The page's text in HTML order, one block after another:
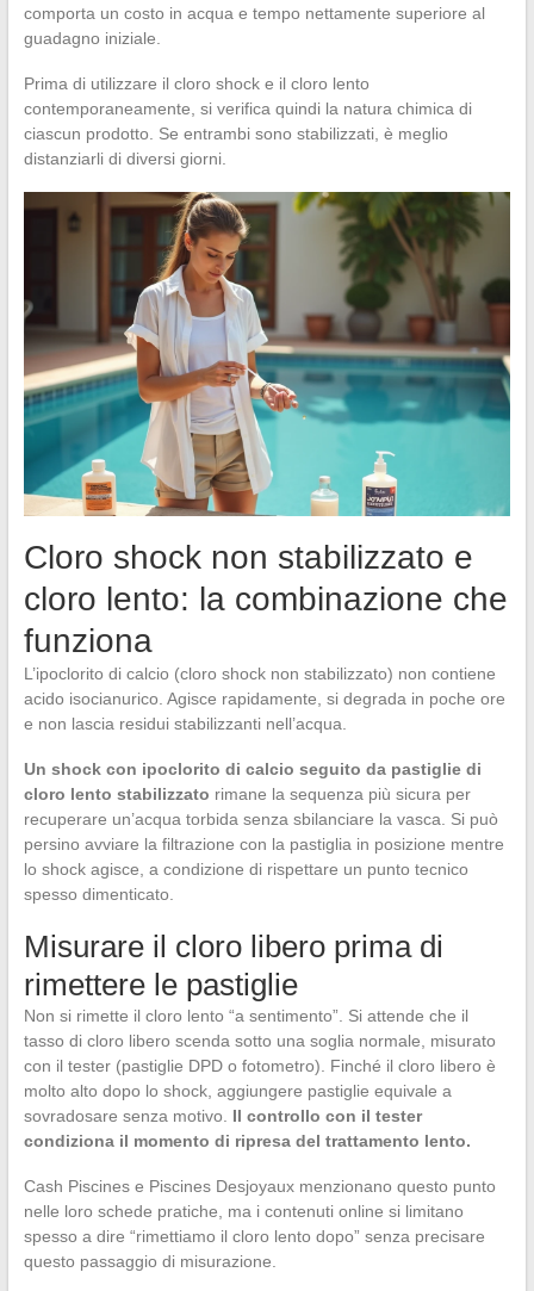
comporta un costo in acqua e tempo nettamente superiore al
guadagno iniziale.
Prima di utilizzare il cloro shock e il cloro lento
contemporaneamente, si verifica quindi la natura chimica di
ciascun prodotto. Se entrambi sono stabilizzati, è meglio
distanziarli di diversi giorni.
Cloro shock non stabilizzato e
cloro lento: la combinazione che
funziona
L’ipoclorito di calcio (cloro shock non stabilizzato) non contiene
acido isocianurico. Agisce rapidamente, si degrada in poche ore
e non lascia residui stabilizzanti nell’acqua.
Un shock con ipoclorito di calcio seguito da pastiglie di
cloro lento stabilizzato rimane la sequenza più sicura per
recuperare un’acqua torbida senza sbilanciare la vasca. Si può
persino avviare la filtrazione con la pastiglia in posizione mentre
lo shock agisce, a condizione di rispettare un punto tecnico
spesso dimenticato.
Misurare il cloro libero prima di
rimettere le pastiglie
Non si rimette il cloro lento “a sentimento”. Si attende che il
tasso di cloro libero scenda sotto una soglia normale, misurato
con il tester (pastiglie DPD o fotometro). Finché il cloro libero è
molto alto dopo lo shock, aggiungere pastiglie equivale a
sovradosare senza motivo. Il controllo con il tester
condiziona il momento di ripresa del trattamento lento.
Cash Piscines e Piscines Desjoyaux menzionano questo punto
nelle loro schede pratiche, ma i contenuti online si limitano
spesso a dire “rimettiamo il cloro lento dopo” senza precisare
questo passaggio di misurazione.